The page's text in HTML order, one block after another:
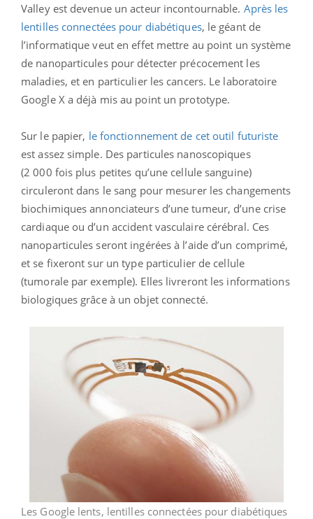
Valley est devenue un acteur incontournable. Après les
lentilles connectées pour diabétiques, le géant de
l’informatique veut en effet mettre au point un système
de nanoparticules pour détecter précocement les
maladies, et en particulier les cancers. Le laboratoire
Google X a déjà mis au point un prototype.
Sur le papier, le fonctionnement de cet outil futuriste
est assez simple. Des particules nanoscopiques
(2 000 fois plus petites qu’une cellule sanguine)
circuleront dans le sang pour mesurer les changements
biochimiques annonciateurs d’une tumeur, d’une crise
cardiaque ou d’un accident vasculaire cérébral. Ces
nanoparticules seront ingérées à l’aide d’un comprimé,
et se fixeront sur un type particulier de cellule
(tumorale par exemple). Elles livreront les informations
biologiques grâce à un objet connecté.
Les Google lents, lentilles connectées pour diabétiques